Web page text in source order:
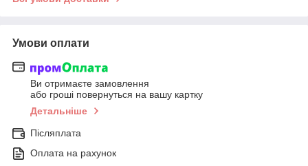
Умови оплати
Ви отримаєте замовлення
або гроші повернуться на вашу картку
Детальніше
Післяплата
Оплата на рахунок